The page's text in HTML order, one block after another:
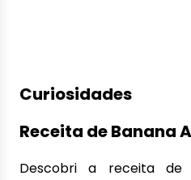
Curiosidades
Receita de Banana
Descobri a receita de